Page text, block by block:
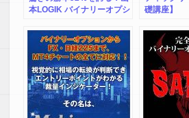
本LOGIK バイナリーオプシ
ュアル付き オリジナルシグ
ナルツール
礎講座】